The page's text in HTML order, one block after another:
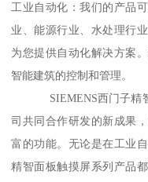
工业自动化：我们的产品
业、能源行业、水处理行
为您提供自动化解决方案
智能建筑的控制和管理。
SIEMENS西门子精智
司共同合作研发的新成果
富的功能。无论是在工业
精智面板触摸屏系列产品